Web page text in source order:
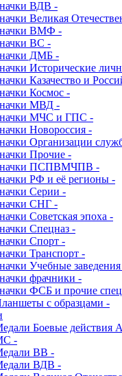
ВДВ -
Великая
ВМФ -
ВС -
ДМБ -
Исторические
Казачество и
Космос -
МВД -
МЧС и ГПС -
Новороссия -
Организации
Прочие -
ПСПВМЧПВ -
РФ и её регионы -
Серии -
СНГ -
Советская эпоха -
Спецназ -
Спорт -
Транспорт -
Учебные
фрачники -
ФСБ и прочие
с образцами -
Боевые действия
-
ВВ -
ВДВ -